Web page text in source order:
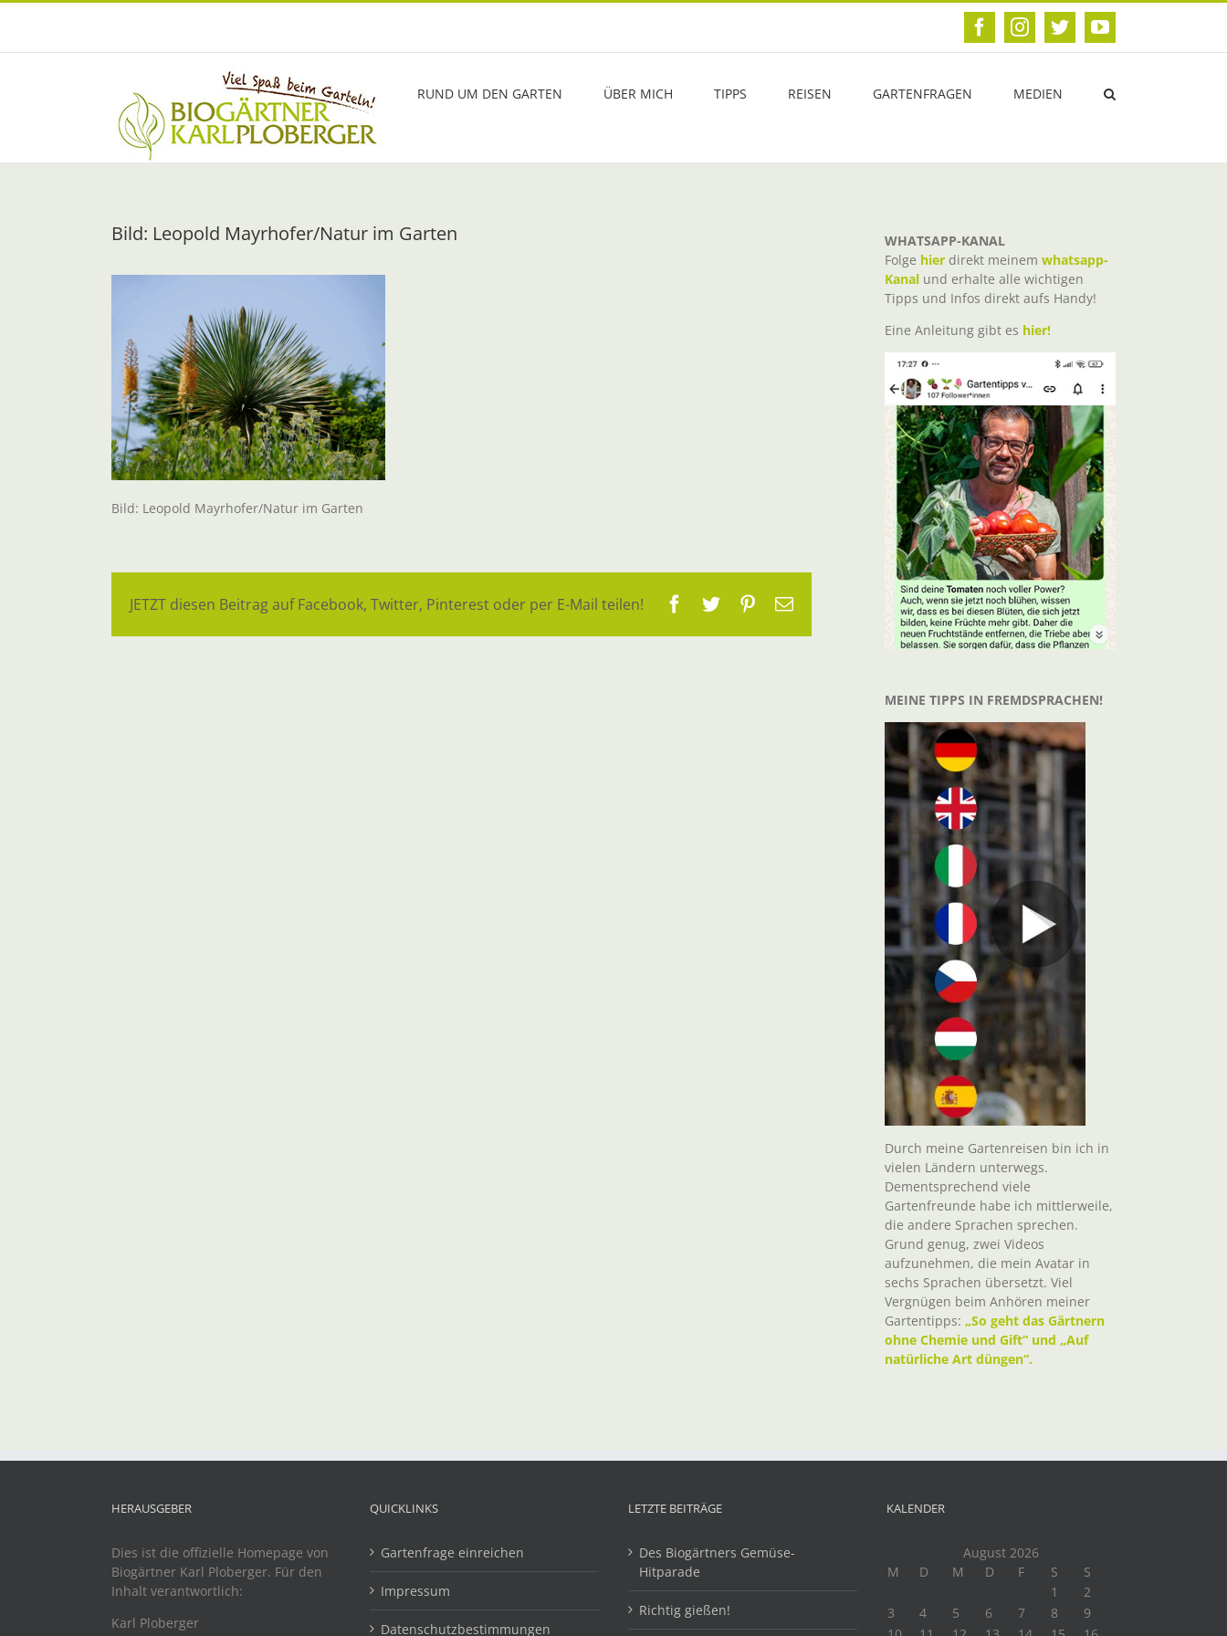
Zum
FacebookInstagram
TwitterYouTube
RUND UM DEN GARTEN ÜBER MICH TIPPS REISEN GARTENFRAGEN MEDIEN
Bild: Leopold Mayrhofer/Natur im Garten
Bild: Leopold Mayrhofer/Natur im Garten
JETZT diesen Beitrag auf Facebook, Twitter, Pinterest oder per E-Mail teilen! Facebook
TwitterPinterest
E-
WHATSAPP-KANAL
Folge hier direkt meinem whatsapp-
Kanal und erhalte alle wichtigen
Tipps und Infos direkt aufs Handy!
Eine Anleitung gibt es hier!
MEINE TIPPS IN FREMDSPRACHEN!
Durch meine Gartenreisen bin ich in
vielen Ländern unterwegs.
Dementsprechend viele
Gartenfreunde habe ich mittlerweile,
die andere Sprachen sprechen.
Grund genug, zwei Videos
aufzunehmen, die mein Avatar in
sechs Sprachen übersetzt. Viel
Vergnügen beim Anhören meiner
Gartentipps: „So geht das Gärtnern
ohne Chemie und Gift“ und „Auf
natürliche Art düngen“.
HERAUSGEBER
Dies ist die offizielle Homepage von
Biogärtner Karl Ploberger. Für den
Inhalt verantwortlich:
Karl Ploberger
QUICKLINKS
Gartenfrage einreichen
Impressum
Datenschutzbestimmungen
LETZTE BEITRÄGE
Des Biogärtners Gemüse-
Hitparade
Richtig gießen!
KALENDER
August 2026
M
D M D F S
S
1
2
3
4 5 6 7 8
9